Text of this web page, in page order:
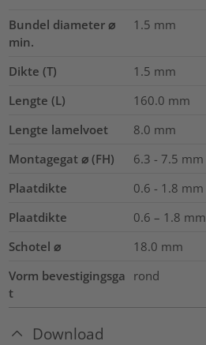
Bundel diameter ⌀
min.
1.5 mm
Dikte (T) 1.5 mm
Lengte (L)
160.0 mm
Lengte lamelvoet
8.0 mm
Montagegat ⌀ (FH)
6.3 - 7.5 mm
Plaatdikte
0.6 - 1.8 mm
Plaatdikte
0.6 – 1.8 mm
Schotel ⌀
18.0 mm
Vorm bevestigingsga
t
rond
Download